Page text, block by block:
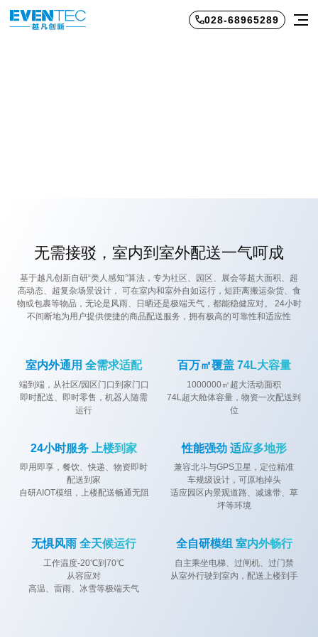
器人
器人
+配送一
体化系统
器人
机器人+商业社区
机器人+住宅 机器人+医院
028-68965289
无需接驳，室内到室外配送一气呵成
基于越凡创新自研“类人感知”算法，专为社区、园区、展会等超大面积、超
高动态、超复杂场景设计， 可在室内和室外自如运行，短距离搬运杂货、食
物或包裹等物品，无论是风雨、日晒还是极端天气，都能稳健应对。 24小时
不间断地为用户提供便捷的商品配送服务，拥有极高的可靠性和适应性
室内外通用 全需求适配
端到端，从社区/园区门口到家门口
即时配送、即时零售，机器人随需
运行
百万㎡覆盖 74L大容量
1000000㎡超大活动面积
74L超大舱体容量，物资一次配送到
位
24小时服务 上楼到家
即用即享，餐饮、快递、物资即时
配送到家
自研AIOT模组，上楼配送畅通无阻
性能强劲 适应多地形
兼容北斗与GPS卫星，定位精准
车规级设计，可原地掉头
适应园区内景观道路、减速带、草
坪等环境
无惧风雨 全天候运行
工作温度-20℃到70℃
从容应对
高温、雷雨、冰雪等极端天气
全自研模组 室内外畅行
自主乘坐电梯、过闸机、过门禁
从室外行驶到室内，配送上楼到手